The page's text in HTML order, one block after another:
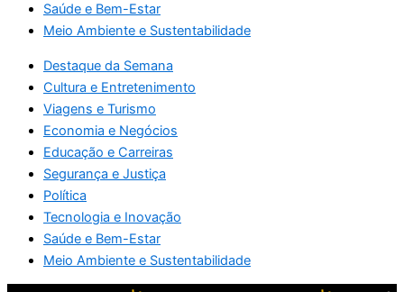
Saúde e Bem-Estar
Meio Ambiente e Sustentabilidade
Destaque da Semana
Cultura e Entretenimento
Viagens e Turismo
Economia e Negócios
Educação e Carreiras
Segurança e Justiça
Política
Tecnologia e Inovação
Saúde e Bem-Estar
Meio Ambiente e Sustentabilidade